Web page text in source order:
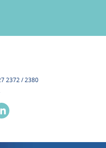
2372 / 2380